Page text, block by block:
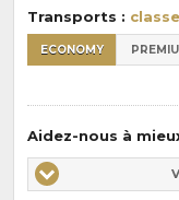
Transports :
ECONOMY
Aidez-nous à
Vos
centres